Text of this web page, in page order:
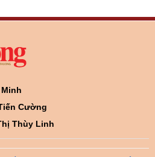
Cường
Thùy Linh